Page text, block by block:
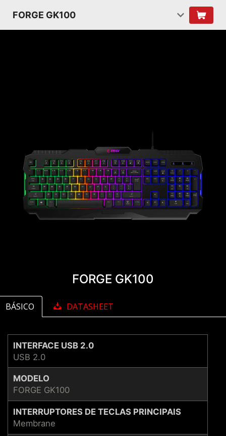
FORGE GK100
FORGE GK100
BÁSICO DATASHEET
INTERFACE USB 2.0
USB 2.0
MODELO
FORGE GK100
INTERRUPTORES DE TECLAS PRINCIPAIS
Membrane